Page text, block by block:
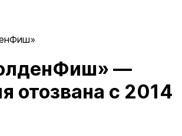
—
отозвана с 2014